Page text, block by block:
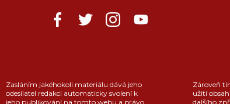
Zasláním jakéhokoli materiálu dává jeho
odesílatel redakci automaticky svolení k
jeho publikování na tomto webu a právo
Zároveň
užití
dalšího